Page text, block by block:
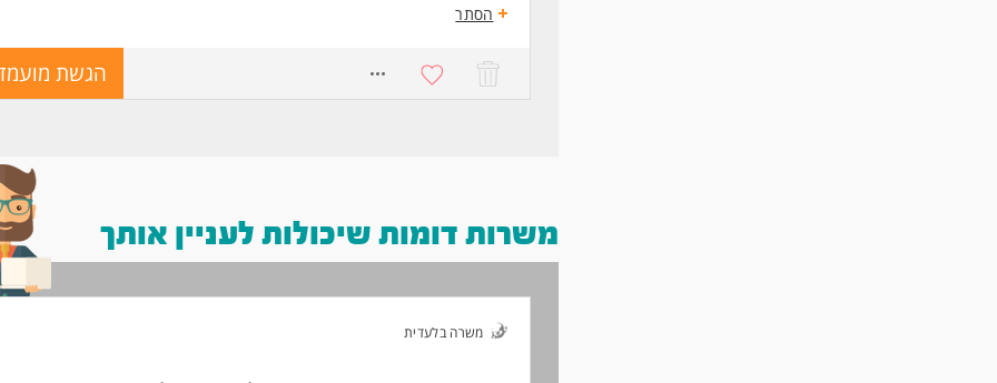
הסתר
הגשת
משרות דומות שיכולות לעניין אותך
משרה בלעדית